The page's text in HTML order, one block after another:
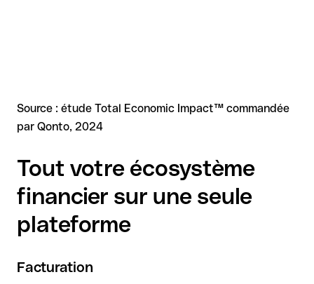
Source : étude Total Economic Impact™ commandée
par Qonto, 2024
Tout votre écosystème
financier sur une seule
plateforme
Facturation